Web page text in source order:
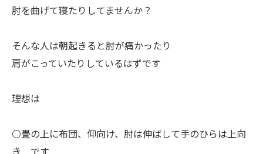
肘を曲げて寝たりしてませんか？
そんな人は朝起きると肘が痛かったり
肩がこっていたりしているはずです
理想は
⚪️畳の上に布団、仰向け、肘は伸ばして手のひらは上向
き です